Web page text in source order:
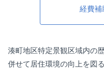
経費補
湊町地区特定景観区域内の
併せて居住環境の向上を図